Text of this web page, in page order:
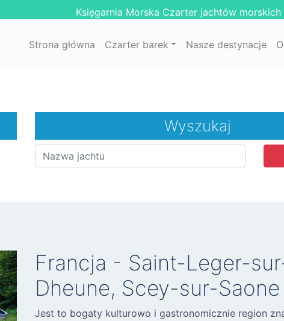
Księgarnia Morska Czarter jachtów morskich
Strona główna Czarter barek Nasze destynacje
Wyszukaj
Francja - Saint-Leger-
Dheune, Scey-sur-Saone
Jest to bogaty kulturowo i gastronomicznie region